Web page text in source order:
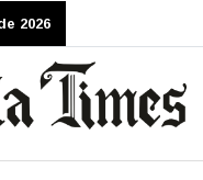
2026